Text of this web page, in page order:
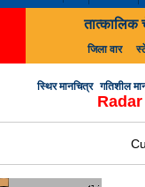
तात्कालिक
जिला वार
स्थिर मानचित्र गतिशील